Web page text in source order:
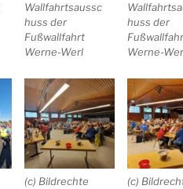
Wallfahrtsaussc
huss der
Fußwallfahrt
Werne-Werl
huss der
Werne-
(c) Bildrechte
(c)